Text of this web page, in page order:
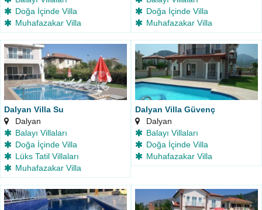
Doğa İçinde Villa
Muhafazakar Villa
Doğa İçinde Villa
Muhafazakar Villa
Dalyan Villa Su
Dalyan
Balayı Villaları
Doğa İçinde Villa
Lüks Tatil Villaları
Muhafazakar Villa
Dalyan Villa Güvenç
Dalyan
Balayı Villaları
Doğa İçinde Villa
Muhafazakar Villa